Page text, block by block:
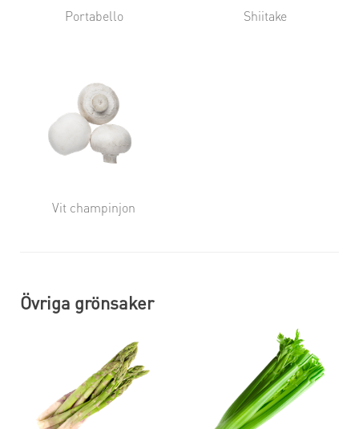
Portabello Shiitake
Vit champinjon
Övriga grönsaker